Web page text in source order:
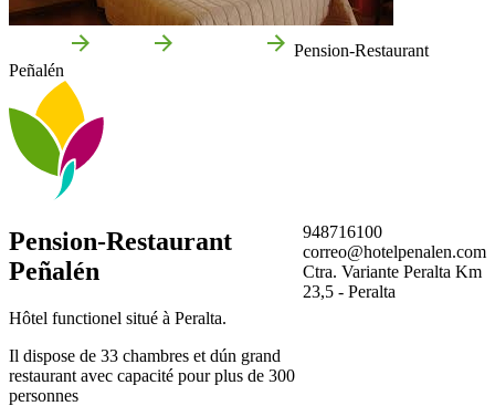
Pension-Restaurant
Peñalén
Pension-Restaurant
Peñalén
Hôtel functionel situé à Peralta.
Il dispose de 33 chambres et dún grand
restaurant avec capacité pour plus de 300
personnes
948716100
correo@hotelpenalen.com
Ctra. Variante Peralta Km
23,5 - Peralta